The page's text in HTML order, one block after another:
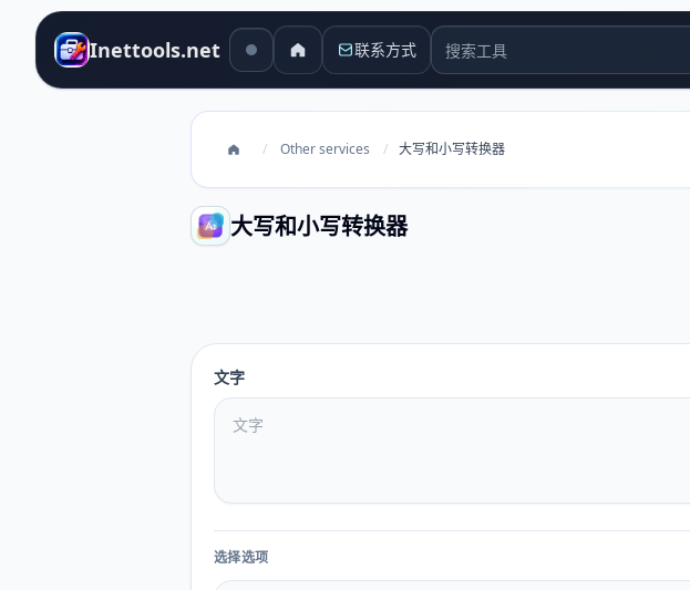
Inettools.net 联系方式 搜索工具
/ Other services / 大写和小写转换器
大写和小写转换器
文字
选择选项